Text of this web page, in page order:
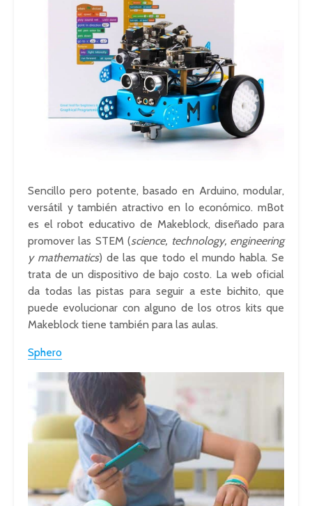
Sencillo pero potente, basado en Arduino, modular,
versátil y también atractivo en lo económico. mBot
es el robot educativo de Makeblock, diseñado para
promover las STEM (science, technology, engineering
y mathematics) de las que todo el mundo habla. Se
trata de un dispositivo de bajo costo. La web oficial
da todas las pistas para seguir a este bichito, que
puede evolucionar con alguno de los otros kits que
Makeblock tiene también para las aulas.
Sphero